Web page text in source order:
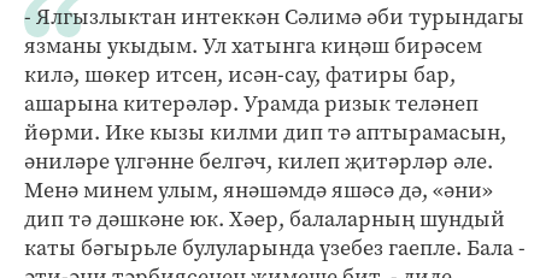
- Ялгызлыктан интеккән Сәлимә әби турындагы
язманы укыдым. Ул хатынга киңәш бирәсем
килә, шөкер итсен, исән-сау, фатиры бар,
ашарына китерәләр. Урамда ризык теләнеп
йөрми. Ике кызы килми дип тә аптырамасын,
әниләре үлгәнне белгәч, килеп җитәрләр әле.
Менә минем улым, янәшәмдә яшәсә дә, «әни»
дип тә дәшкәне юк. Хәер, балаларның шундый
каты бәгырьле булуларында үзебез гаепле. Бала -